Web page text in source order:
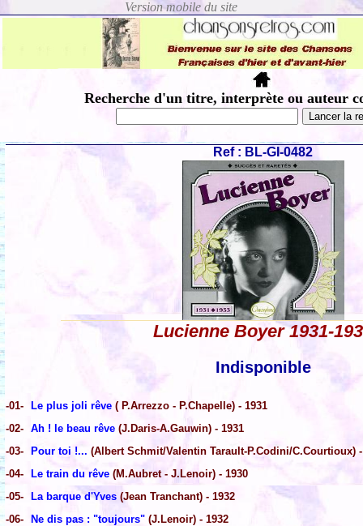
Recherche d'un titre, interprète ou auteur
Ref : BL-GI-0482
Lucienne Boyer 1931-
Indisponible
-01- Le plus joli rêve ( P.Arrezzo - P.Chapelle) - 1931
-02- Ah ! le beau rêve (J.Daris-A.Gauwin) - 1931
-03-
Pour toi !... (Albert Schmit/Valentin Tarault-P.Codini/C.Courtioux) -
-04-
Le train du rêve (M.Aubret - J.Lenoir) - 1930
-05-
La barque d'Yves (Jean Tranchant) - 1932
-06-
Ne dis pas : "toujours" (J.Lenoir) - 1932